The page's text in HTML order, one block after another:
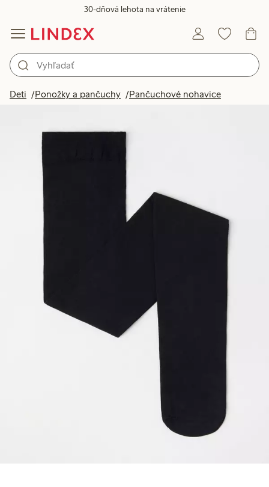
30-dňová lehota na vrátenie
Deti Ponožky a pančuchy Pančuchové nohavice